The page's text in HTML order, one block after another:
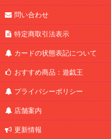
問い合わせ
特定商取引法表示
カードの状態表記について
おすすめ商品：遊戯王
プライバシーポリシー
店舗案内
更新情報